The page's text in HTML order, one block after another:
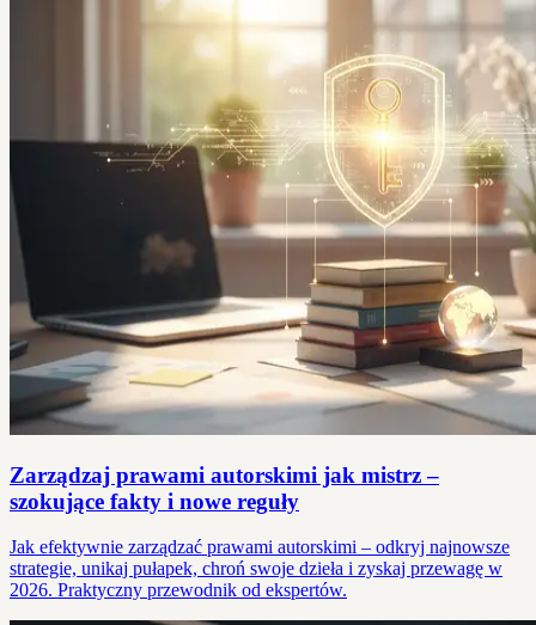
Zarządzaj prawami autorskimi jak mistrz –
szokujące fakty i nowe reguły
Jak efektywnie zarządzać prawami autorskimi – odkryj najnowsze
strategie, unikaj pułapek, chroń swoje dzieła i zyskaj przewagę w
2026. Praktyczny przewodnik od ekspertów.